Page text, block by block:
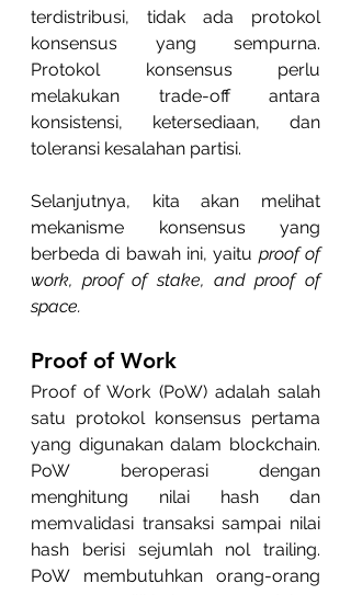
terdistribusi, tidak ada protokol
konsensus yang sempurna.
Protokol konsensus perlu
melakukan trade-off antara
konsistensi, ketersediaan, dan
toleransi kesalahan partisi.
Selanjutnya, kita akan melihat
mekanisme konsensus yang
berbeda di bawah ini, yaitu proof of
work, proof of stake, and proof of
space.
Proof of Work
Proof of Work (PoW) adalah salah
satu protokol konsensus pertama
yang digunakan dalam blockchain.
PoW beroperasi dengan
menghitung nilai hash dan
memvalidasi transaksi sampai nilai
hash berisi sejumlah nol trailing.
PoW membutuhkan orang-orang